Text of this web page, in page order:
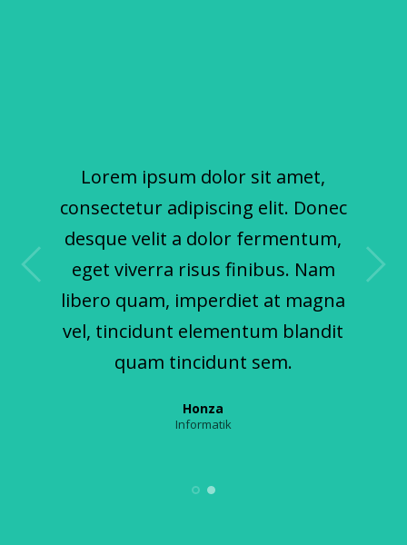
Lorem ipsum dolor sit amet,
consectetur adipiscing elit. Donec
desque velit a dolor fermentum,
eget viverra risus finibus. Nam
libero quam, imperdiet at magna
vel, tincidunt elementum blandit
quam tincidunt sem.
Honza
Informatik